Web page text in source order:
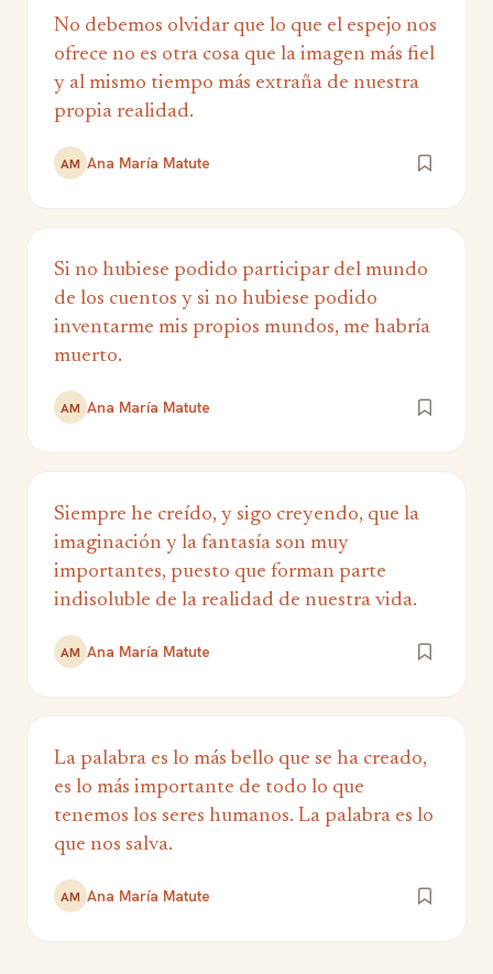
No debemos olvidar que lo que el espejo nos
ofrece no es otra cosa que la imagen más fiel
y al mismo tiempo más extraña de nuestra
propia realidad.
AM Ana María Matute
Si no hubiese podido participar del mundo
de los cuentos y si no hubiese podido
inventarme mis propios mundos, me habría
muerto.
AM Ana María Matute
Siempre he creído, y sigo creyendo, que la
imaginación y la fantasía son muy
importantes, puesto que forman parte
indisoluble de la realidad de nuestra vida.
AM Ana María Matute
La palabra es lo más bello que se ha creado,
es lo más importante de todo lo que
tenemos los seres humanos. La palabra es lo
que nos salva.
AM Ana María Matute